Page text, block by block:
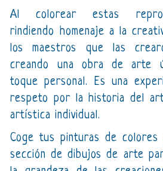
Al colorear estas
rindiendo homenaje a la
los maestros que las
creando una obra de arte
toque personal. Es una
respeto por la historia del
artística individual.
Coge tus pinturas de
sección de dibujos de arte